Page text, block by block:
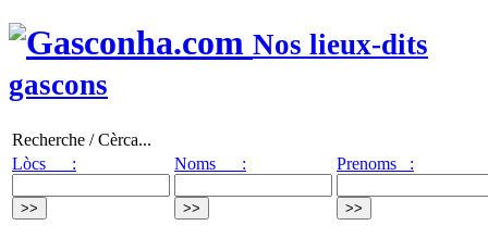
Nos lieux-dits
gascons
Recherche / Cèrca...
Lòcs :
Noms : Prenoms :